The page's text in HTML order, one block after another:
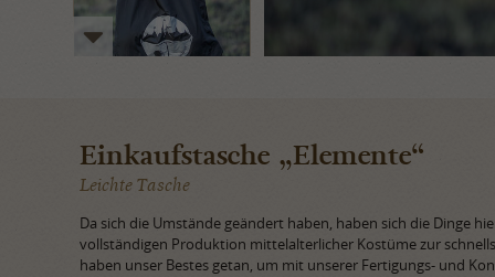
Einkaufstasche „Elemente“
Leichte Tasche
Da sich die Umstände geändert haben, haben sich die Dinge
vollständigen Produktion mittelalterlicher Kostüme zur
haben unser Bestes getan, um mit unserer Fertigungs- und